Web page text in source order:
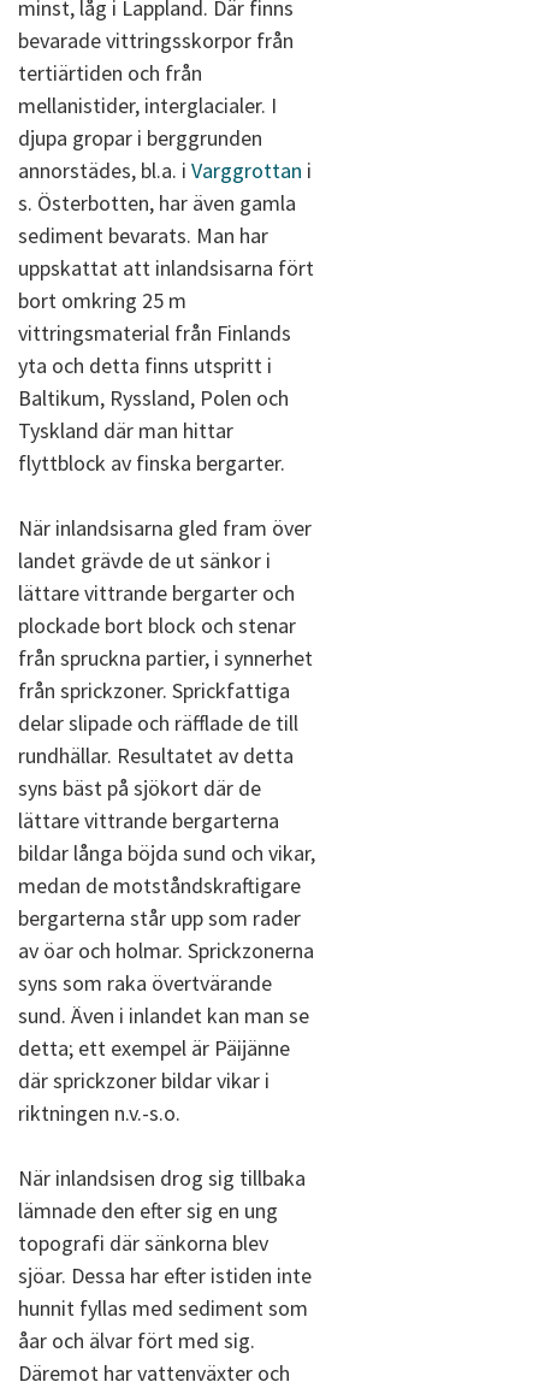
minst, låg i Lappland. Där finns
bevarade vittringsskorpor från
tertiärtiden och från
mellanistider, interglacialer. I
djupa gropar i berggrunden
annorstädes, bl.a. i Varggrottan i
s. Österbotten, har även gamla
sediment bevarats. Man har
uppskattat att inlandsisarna fört
bort omkring 25 m
vittringsmaterial från Finlands
yta och detta finns utspritt i
Baltikum, Ryssland, Polen och
Tyskland där man hittar
flyttblock av finska bergarter.
När inlandsisarna gled fram över
landet grävde de ut sänkor i
lättare vittrande bergarter och
plockade bort block och stenar
från spruckna partier, i synnerhet
från sprickzoner. Sprickfattiga
delar slipade och räfflade de till
rundhällar. Resultatet av detta
syns bäst på sjökort där de
lättare vittrande bergarterna
bildar långa böjda sund och vikar,
medan de motståndskraftigare
bergarterna står upp som rader
av öar och holmar. Sprickzonerna
syns som raka övertvärande
sund. Även i inlandet kan man se
detta; ett exempel är Päijänne
där sprickzoner bildar vikar i
riktningen n.v.-s.o.
När inlandsisen drog sig tillbaka
lämnade den efter sig en ung
topografi där sänkorna blev
sjöar. Dessa har efter istiden inte
hunnit fyllas med sediment som
åar och älvar fört med sig.
Däremot har vattenväxter och